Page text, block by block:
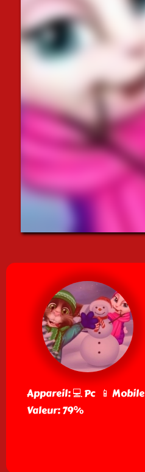
Appareil: 💻 Pc 📱 Mobile
Valeur: 79%